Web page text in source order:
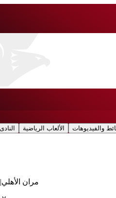
النادى الألعاب الرياضية والفيديوهات
مران